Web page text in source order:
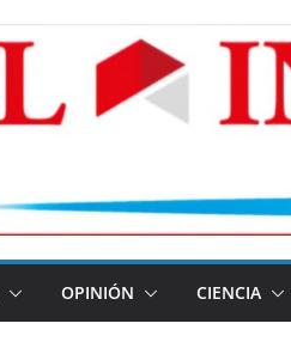
OPINIÓN CIENCIA